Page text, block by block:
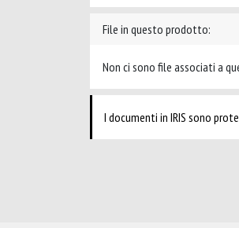
File in questo prodotto:
Non ci sono file associati a
I documenti in IRIS sono